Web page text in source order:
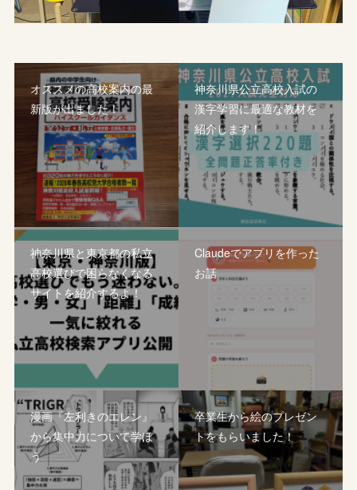
オススメの高校案内の最
新版が出ました！
神奈川県公立高校入試の
漢字学習に最適な教材を
紹介します！
神奈川県と東京都の私立
高校選びで困らなくなる
サイトを紹介するよ！
Claudeでアプリを作った
お話
漫画『左利きのエレン』
から集中力について学ぼ
う
卒業生から絵のプレゼン
トをもらいました！